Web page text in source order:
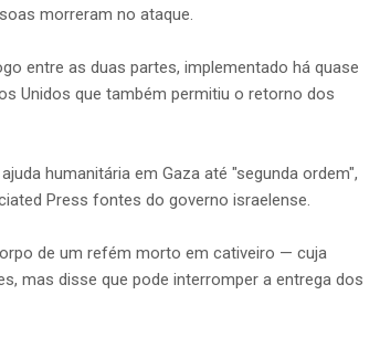
morreram no ataque.
entre as duas partes, implementado há quase
Unidos que também permitiu o retorno dos
humanitária em Gaza até "segunda ordem",
Press fontes do governo israelense.
de um refém morto em cativeiro — cuja
mas disse que pode interromper a entrega dos